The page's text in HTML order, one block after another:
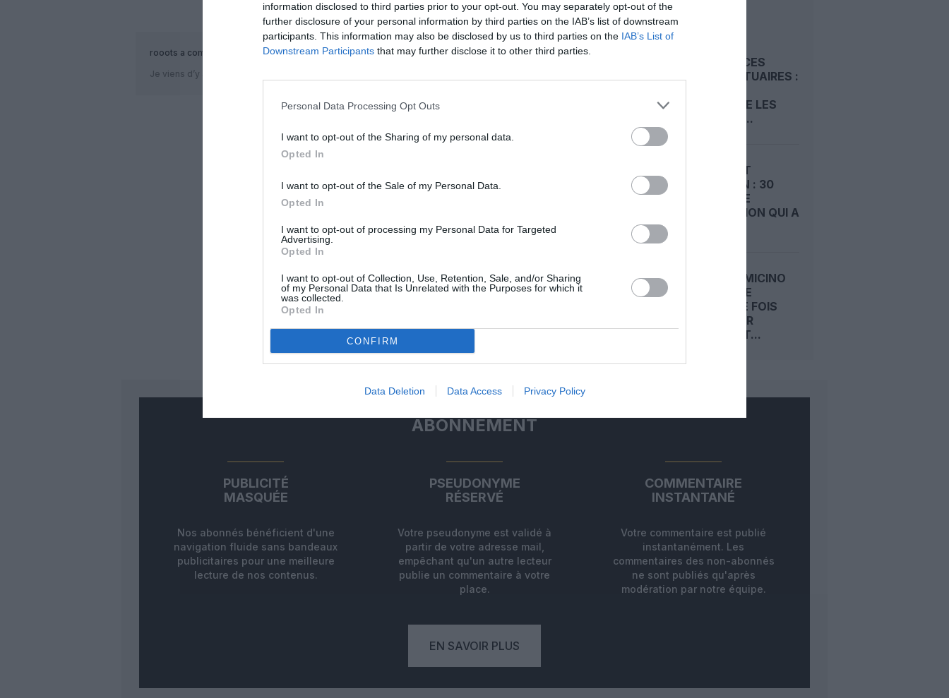
information disclosed to third parties prior to your opt-out. You may separately opt-out of the
further disclosure of your personal information by third parties on the IAB’s list of downstream
participants. This information may also be disclosed by us to third parties on the IAB’s List of
Downstream Participants that may further disclose it to other third parties.
Personal Data Processing Opt Outs
I want to opt-out of the Sharing of my personal data.
Opted In
I want to opt-out of the Sale of my Personal Data.
Opted In
I want to opt-out of processing my Personal Data for Targeted
Advertising.
Opted In
I want to opt-out of Collection, Use, Retention, Sale, and/or Sharing
of my Personal Data that Is Unrelated with the Purposes for which it
was collected.
Opted In
CONFIRM
Data Deletion Data Access Privacy Policy
COMMENTAIRE(S)
rooots a commenté :
6 juillet 2013 - 3 h 23 min
Je viens d’y arriver, aucun soucis!
LAISSER UN COMMENTAIRE
LIRE AUSSI
REDEVANCES
AÉROPORTUAIRES :
CONTESTE LES
HAUSSES...
AÉROPORT
D’ABIDJAN : 30
ANS D’UNE
CONCESSION QUI A
ROME-FIUMICINO
SACRÉ UNE
NOUVELLE FOIS
« MEILLEUR
AÉROPORT...
ABONNEMENT
PUBLICITÉ
MASQUÉE
Nos abonnés bénéficient d'une
navigation fluide sans bandeaux
publicitaires pour une meilleure
lecture de nos contenus.
PSEUDONYME
RÉSERVÉ
Votre pseudonyme est validé à
partir de votre adresse mail,
empêchant qu'un autre lecteur
publie un commentaire à votre
place.
COMMENTAIRE
INSTANTANÉ
Votre commentaire est publié
instantanément. Les
commentaires des non-abonnés
ne sont publiés qu'après
modération par notre équipe.
EN SAVOIR PLUS